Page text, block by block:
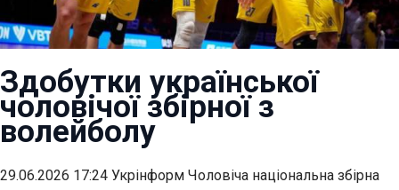
Здобутки української
чоловічої збірної з
волейболу
29.06.2026 17:24 Укрінформ Чоловіча національна збірна